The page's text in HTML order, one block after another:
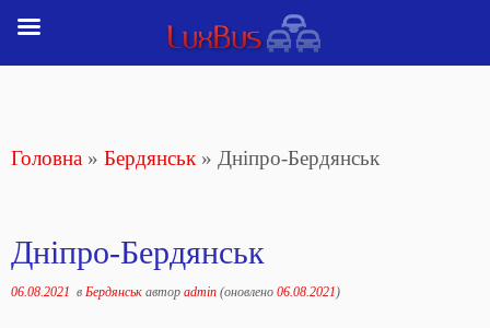
Головна » Бердянськ » Дніпро-Бердянськ
Дніпро-Бердянськ
06.08.2021 в Бердянськ автор admin (оновлено 06.08.2021)